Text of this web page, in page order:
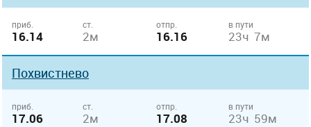
приб.
16.14
ст.
2м
отпр.
16.16
в пути
23ч 7м
Похвистнево
приб.
17.06
ст.
2м
отпр.
17.08
в пути
23ч 59м